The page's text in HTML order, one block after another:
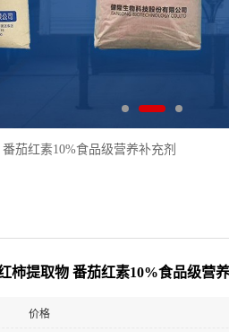
茄红素10%食品级营养补充剂
柿提取物 番茄红素10%食品级营
价格